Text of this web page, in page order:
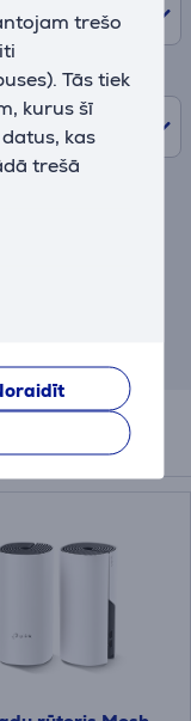
trešo
Tās tiek
kurus šī
kas
trešā
rūteris